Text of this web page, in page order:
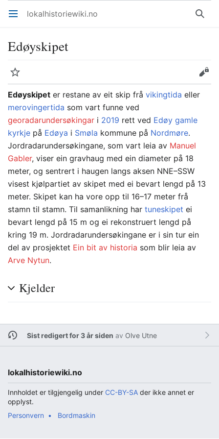
Åpne hovedmenyen lokalhistoriewiki.no Søk
Edøyskipet
Overvåk
Rediger
Edøyskipet er restane av eit skip frå vikingtida eller
merovingertida som vart funne ved
georadarundersøkingar i 2019 rett ved Edøy gamle
kyrkje på Edøya i Smøla kommune på Nordmøre.
Jordradarundersøkingane, som vart leia av Manuel
Gabler, viser ein gravhaug med ein diameter på 18
meter, og sentrert i haugen langs aksen NNE–SSW
visest kjølpartiet av skipet med ei bevart lengd på 13
meter. Skipet kan ha vore opp til 16–17 meter frå
stamn til stamn. Til samanlikning har tuneskipet ei
bevart lengd på 15 m og ei rekonstruert lengd på
kring 19 m. Jordradarundersøkingane er i sin tur ein
del av prosjektet Ein bit av historia som blir leia av
Arve Nytun.
Kjelder
Sist redigert for 3 år siden av Olve Utne
lokalhistoriewiki.no
Innholdet er tilgjengelig under CC-BY-SA der ikke annet er
opplyst.
Personvern
Bordmaskin